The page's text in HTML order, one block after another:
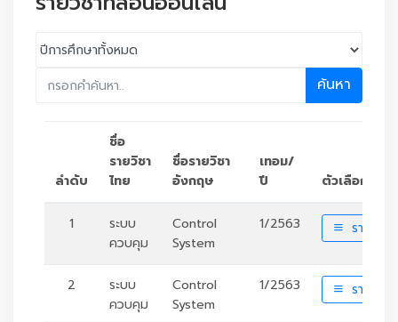
ค้นหา
ลำดับ
ชื่อ
รายวิชา
ไทย
ชื่อรายวิชา
อังกฤษ
เทอม/
ปี
ตัวเลือก
1
ระบบ
ควบคุม
Control
System
1/2563 รายละเ
2
ระบบ
ควบคุม
Control
System
1/2563 รายละเ